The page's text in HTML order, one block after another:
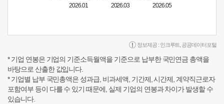
2026.01
2026.03
2026.05
정보제공 : 인크루트 공공데이터포털
* 기업 연봉은 기업의 기준소득월액을 기준으로 납부한 국민연금 총액을
바탕으로 산출한 값입니다.
* 기업별 납부 국민총액은 성과급, 비과세액, 기간제, 시간제, 계약직근로자
포함여부 등이 다를 수 있기 때문에, 실제 기업의 연봉과 차이가 발생할 수
있습니다.